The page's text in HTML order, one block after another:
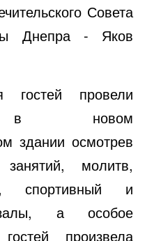
Совета
Днепра - Яков
провели
в новом
здании осмотрев
молитв,
спортивный и
а особое
произвела